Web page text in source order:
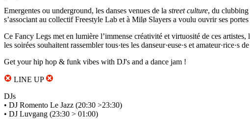
Emergentes ou underground, les danses venues de la street culture, du clubbing
s’associant au collectif Freestyle Lab et à Milø Slayers a voulu ouvrir ses
Ce Fancy Legs met en lumière l’immense créativité et virtuosité de ces
les soirées souhaitent rassembler tous·tes les danseur·euse·s et amateur·rice·s
Get your hip hop & funk vibes with DJ's and a dance jam !
LINE UP
DJs
• DJ Romento Le Jazz (20:30 >23:30)
• DJ Luvgang (23:30 > 01:00)